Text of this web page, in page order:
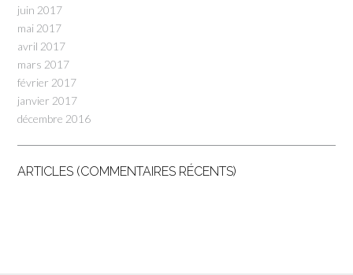
juin 2017
mai 2017
avril 2017
mars 2017
février 2017
janvier 2017
décembre 2016
ARTICLES (COMMENTAIRES RÉCENTS)